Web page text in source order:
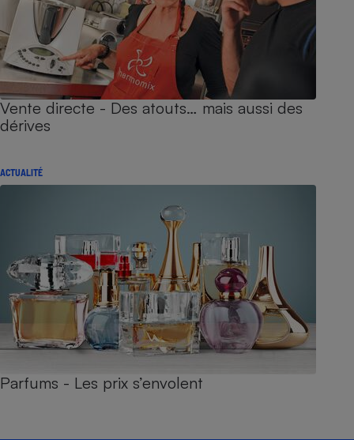
Vente directe - Des atouts… mais aussi des
dérives
ACTUALITÉ
Parfums - Les prix s’envolent